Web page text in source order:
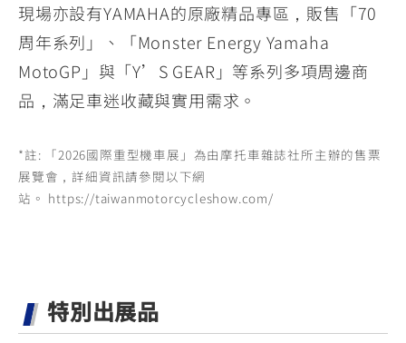
現場亦設有YAMAHA的原廠精品專區，販售「70
周年系列」、「Monster Energy Yamaha
MotoGP」與「Y’S GEAR」等系列多項周邊商
品，滿足車迷收藏與實用需求。
*註: 「2026國際重型機車展」為由摩托車雜誌社所主辦的售票
展覽會，詳細資訊請參閱以下網
站。 https://taiwanmotorcycleshow.com/
特別出展品